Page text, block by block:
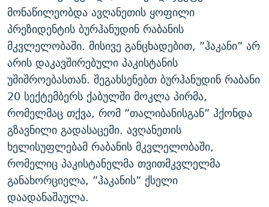
ᲒᲐᲜᲙᲘᲗᲮᲕᲘᲡ ᲓᲦᲔ
ᲓᲘᲚᲘᲡ ᲡᲐᲣᲑᲠᲔᲑᲘ
ᲛᲝᲚᲐᲞᲐᲠᲐᲙᲔ ᲢᲔᲥᲡᲢᲔᲑᲘ
ᲨᲘᲜ - ᲣᲪᲮᲝᲔᲗᲨᲘ
ᲚᲘᲢᲔᲠᲐᲢᲣᲠᲣᲚᲘ ᲬᲐᲮᲜᲐᲒᲔᲑᲘ
ᲐᲛᲔᲠᲘᲙᲣᲚᲘ ᲛᲝᲗᲮᲠᲝᲑᲐ
ᲘᲛᲞᲔᲠᲘᲐ ᲓᲐ ᲠᲐᲓᲘᲝ
ᲣᲙᲠᲐᲘᲜᲐᲨᲘ ᲓᲐᲦᲣᲞᲣᲚᲘ ᲥᲐᲠᲗᲕᲔᲚᲘ ᲛᲔᲑᲠᲫᲝᲚᲔᲑᲘ - 2022
ᲓᲐᲛᲝᲣᲙᲘᲓᲔᲑᲚᲝᲑᲘᲡ 100 ᲬᲔᲚᲘ
ᲩᲔᲛᲘ ᲡᲘᲙᲕᲓᲘᲚᲘᲡ ᲛᲘᲖᲔᲖᲘᲐ COVID-19
11 ᲬᲔᲚᲘ - 11 ᲐᲛᲑᲐᲕᲘ
ᲡᲐᲞᲐᲠᲚᲐᲛᲔᲜᲢᲝ ᲐᲠᲩᲔᲕᲜᲔᲑᲘᲡ ᲘᲡᲢᲝᲠᲘᲐ
ᲑᲐᲕᲨᲕᲔᲑᲘ ᲞᲠᲝᲡᲢᲘᲢᲣᲪᲘᲐᲨᲘ - ᲐᲛᲝᲣᲗᲥᲛᲔᲚᲘ ᲐᲛᲑᲐᲕᲘ
5 ᲐᲛᲑᲐᲕᲘ - 20 ᲘᲕᲜᲘᲡᲡ ᲓᲐᲨᲐᲕᲔᲑᲣᲚᲔᲑᲘ
ᲐᲒᲕᲘᲡᲢᲝᲡ ᲝᲛᲘ
ПРИВЕТ ᲙᲣᲚᲢᲣᲠᲐ
ЭХО КАВКАЗА
ᲒᲐᲛᲝᲘᲬᲔᲠᲔ
რთე/რთ-ის ყველა საიტი
მონაწილეობდა ავღანეთის ყოფილი
პრეზიდენტის ბურჰანუდინ რაბანის
მკვლელობაში. მისივე განცხადებით, ”ჰაკანი” არ
არის დაკავშირებული პაკისტანის
უშიშროებასთან. შეგახსენებთ ბურჰანუდინ რაბანი
20 სექტემბერს ქაბულში მოკლა პირმა,
რომელმაც თქვა, რომ ”თალიბანისგან” ჰქონდა
გზავნილი გადასაცემი. ავღანეთის
ხელისუფლებამ რაბანის მკვლელობაში,
რომელიც პაკისტანელმა თვითმკვლელმა
განახორციელა, ”ჰაკანის” ქსელი
დაადანაშაულა.